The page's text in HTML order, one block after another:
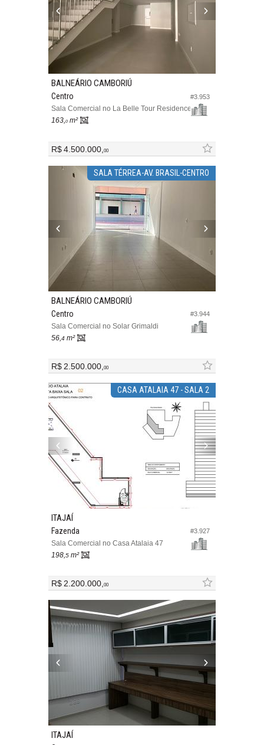
#3.953
BALNEÁRIO CAMBORIÚ
Centro
Sala Comercial no La Belle Tour Residence
163,0 m²
R$ 4.500.000,00
SALA TÉRREA-AV. BRASIL-CENTRO
#3.944
BALNEÁRIO CAMBORIÚ
Centro
Sala Comercial no Solar Grimaldi
56,4 m²
R$ 2.500.000,00
CASA ATALAIA 47 - SALA 2
#3.927
ITAJAÍ
Fazenda
Sala Comercial no Casa Atalaia 47
198,5 m²
R$ 2.200.000,00
ITAJAÍ